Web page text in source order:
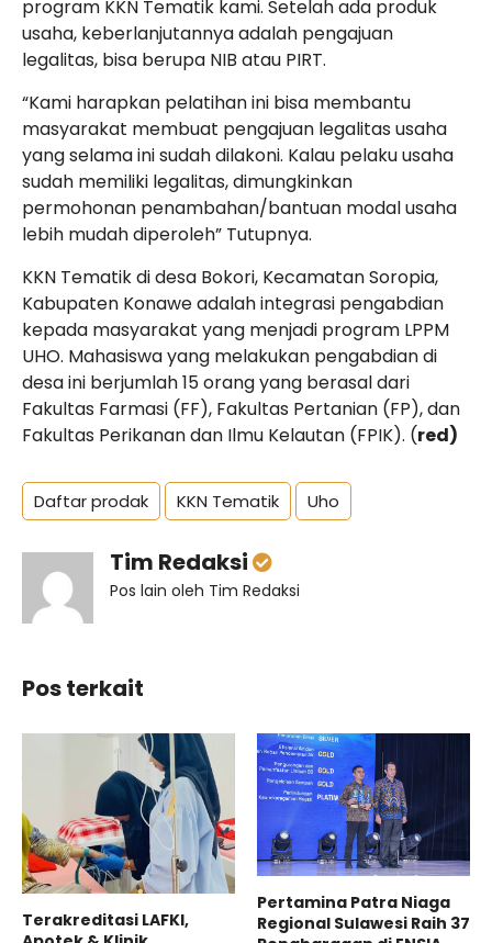
program KKN Tematik kami. Setelah ada produk
usaha, keberlanjutannya adalah pengajuan
legalitas, bisa berupa NIB atau PIRT.
“Kami harapkan pelatihan ini bisa membantu
masyarakat membuat pengajuan legalitas usaha
yang selama ini sudah dilakoni. Kalau pelaku usaha
sudah memiliki legalitas, dimungkinkan
permohonan penambahan/bantuan modal usaha
lebih mudah diperoleh” Tutupnya.
KKN Tematik di desa Bokori, Kecamatan Soropia,
Kabupaten Konawe adalah integrasi pengabdian
kepada masyarakat yang menjadi program LPPM
UHO. Mahasiswa yang melakukan pengabdian di
desa ini berjumlah 15 orang yang berasal dari
Fakultas Farmasi (FF), Fakultas Pertanian (FP), dan
Fakultas Perikanan dan Ilmu Kelautan (FPIK). (red)
Daftar prodak KKN Tematik Uho
Tim Redaksi
Pos lain oleh Tim Redaksi
Pos terkait
Terakreditasi LAFKI,
Pertamina Patra Niaga
Regional Sulawesi Raih 37